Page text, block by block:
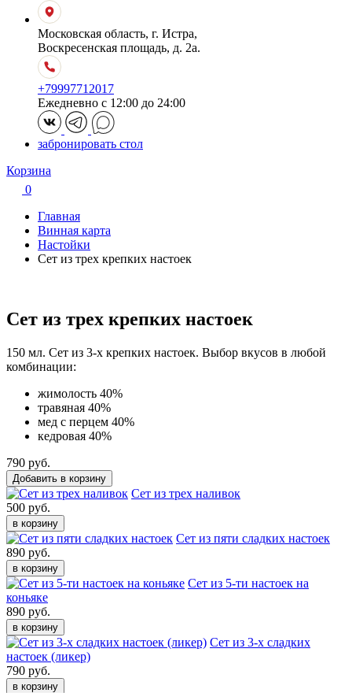
Московская область, г. Истра,
Воскресенская площадь, д. 2а.
+79997712017
Ежедневно с 12:00 до 24:00
забронировать стол
Корзина
0
Главная
Винная карта
Настойки
Сет из трех крепких настоек
Сет из трех крепких настоек
150 мл. Сет из 3-х крепких настоек. Выбор вкусов в любой
комбинации:
жимолость 40%
травяная 40%
мед с перцем 40%
кедровая 40%
790 руб.
Добавить в корзину
Сет из трех наливок
500 руб.
в корзину
Сет из пяти сладких настоек
890 руб.
в корзину
Сет из 5-ти настоек на
коньяке
890 руб.
в корзину
Сет из 3-х сладких
настоек (ликер)
790 руб.
в корзину